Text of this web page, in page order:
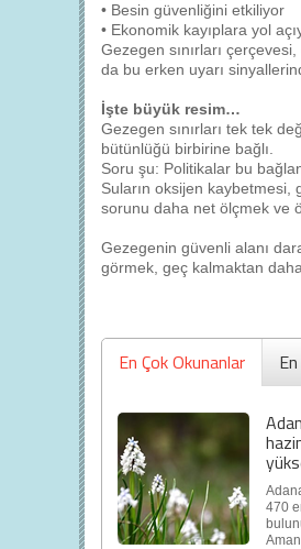
• Besin güvenliğini etkiliyor
• Ekonomik kayıplara yol
Gezegen sınırları
da bu erken uyarı
İşte büyük resim…
Gezegen sınırları tek tek
bütünlüğü birbirine bağlı.
Soru şu: Politikalar bu
Suların oksijen kaybetmesi,
sorunu daha net ölçmek ve
Gezegenin güvenli alanı
görmek, geç kalmaktan
En Çok Okunanlar
470